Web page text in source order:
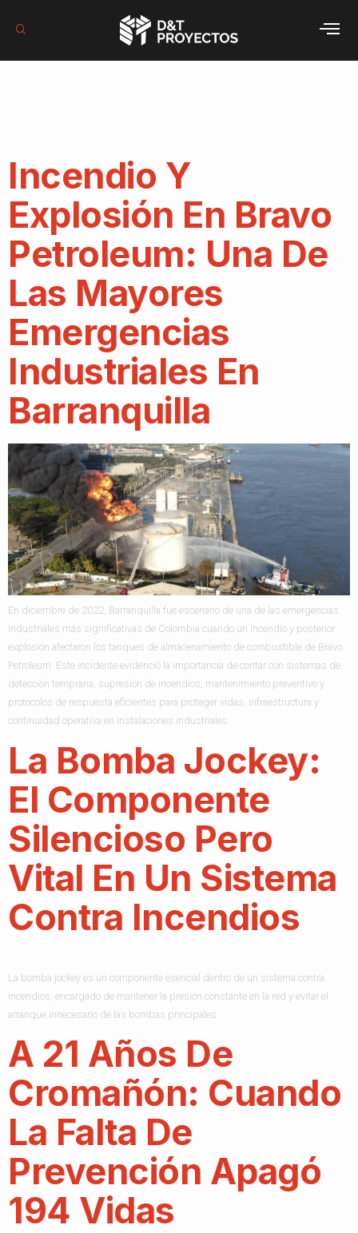
Incendio Y
Explosión En Bravo
Petroleum: Una De
Las Mayores
Emergencias
Industriales En
Barranquilla
En diciembre de 2022, Barranquilla fue escenario de una de las emergencias
industriales más significativas de Colombia cuando un incendio y posterior
explosión afectaron los tanques de almacenamiento de combustible de Bravo
Petroleum. Este incidente evidenció la importancia de contar con sistemas de
detección temprana, supresión de incendios, mantenimiento preventivo y
protocolos de respuesta eficientes para proteger vidas, infraestructura y
continuidad operativa en instalaciones industriales.
La Bomba Jockey:
El Componente
Silencioso Pero
Vital En Un Sistema
Contra Incendios
La bomba jockey es un componente esencial dentro de un sistema contra
incendios, encargado de mantener la presión constante en la red y evitar el
arranque innecesario de las bombas principales.
A 21 Años De
Cromañón: Cuando
La Falta De
Prevención Apagó
194 Vidas